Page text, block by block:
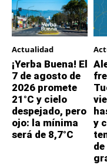
Actualidad
¡Yerba Buena! El
7 de agosto de
2026 promete
21°C y cielo
despejado, pero
ojo: la mínima
será de 8,7°C
y